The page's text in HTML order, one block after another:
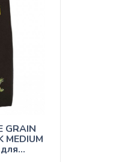
GRAIN
MEDIUM